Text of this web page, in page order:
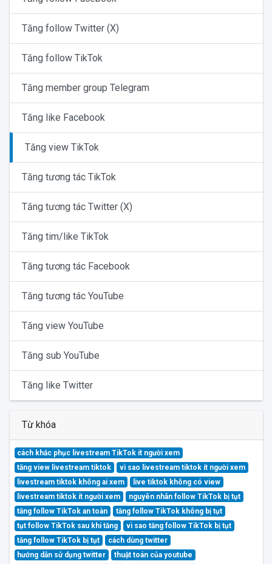
Tăng follow Twitter (X)
Tăng follow TikTok
Tăng member group Telegram
Tăng like Facebook
Tăng view TikTok
Tăng tương tác TikTok
Tăng tương tác Twitter (X)
Tăng tim/like TikTok
Tăng tương tác Facebook
Tăng tương tác YouTube
Tăng view YouTube
Tăng sub YouTube
Tăng like Twitter
Từ khóa
cách khắc phục livestream TikTok ít người xem
tăng view livestream tiktok
vì sao livestream tiktok ít người xem
livestream tiktok không ai xem
live tiktok không có view
livestream tiktok ít người xem
nguyên nhân follow TikTok bị tụt
tăng follow TikTok an toàn
tăng follow TikTok không bị tụt
tụt follow TikTok sau khi tăng
vì sao tăng follow TikTok bị tụt
tăng follow TikTok bị tụt
cách dùng twitter
hướng dẫn sử dụng twitter
thuật toán của youtube